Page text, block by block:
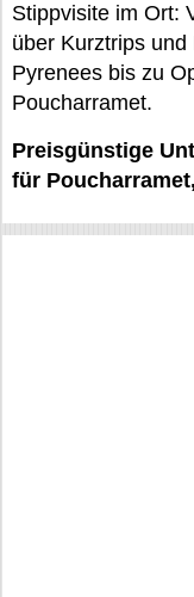
Stippvisite im Ort:
über Kurztrips
Pyrenees bis zu
Poucharramet.
Preisgünstige
für